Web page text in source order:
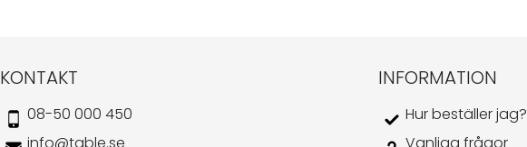
KONTAKT
08-50 000 450
INFORMATION
Hur beställer jag?